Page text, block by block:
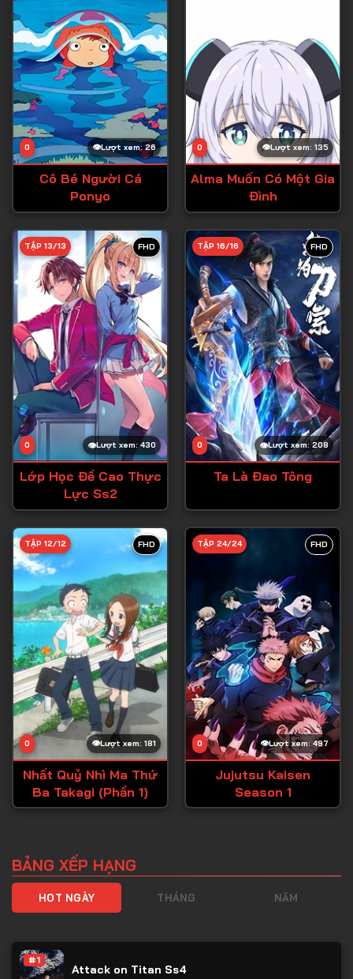
Lượt xem: 26
0
Cô Bé Người Cá
Ponyo
Lượt xem: 135
0
Alma Muốn Có Một Gia
Đình
FHD
Lượt xem: 430
0
TẬP 13/13
Lớp Học Đề Cao Thực
Lực Ss2
FHD
Lượt xem: 208
0
TẬP 16/16
Ta Là Đao Tông
FHD
Lượt xem: 181
0
TẬP 12/12
Nhất Quỷ Nhì Ma Thứ
Ba Takagi (Phần 1)
FHD
Lượt xem: 497
0
TẬP 24/24
Jujutsu Kaisen
Season 1
BẢNG XẾP HẠNG
HOT NGÀY THÁNG NĂM
#1
Attack on Titan Ss4